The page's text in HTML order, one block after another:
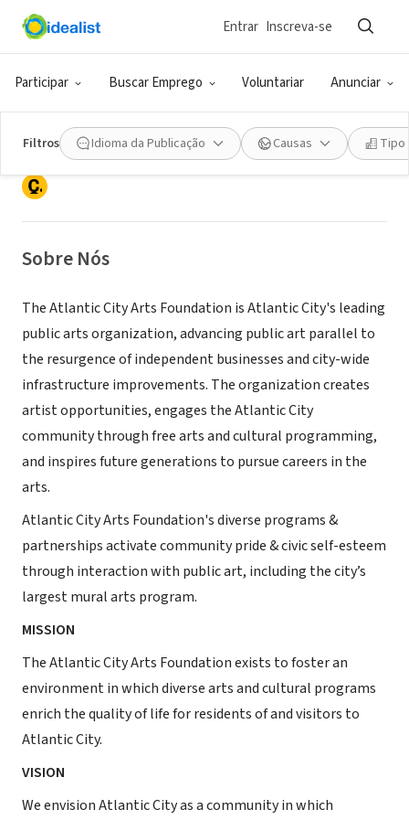
Participar Buscar Emprego Voluntariar Anunciar
Entrar Inscreva-se
Filtros Idioma da Publicação Causas Tipo
Atlantic City Arts Foundation
Atlantic City, NJ|atlanticcityartsfoundation.org/
Sobre Nós
The Atlantic City Arts Foundation is Atlantic City's leading
public arts organization, advancing public art parallel to
the resurgence of independent businesses and city-wide
infrastructure improvements. The organization creates
artist opportunities, engages the Atlantic City
community through free arts and cultural programming,
and inspires future generations to pursue careers in the
arts.
Atlantic City Arts Foundation's diverse programs &
partnerships activate community pride & civic self-esteem
through interaction with public art, including the city’s
largest mural arts program.
MISSION
The Atlantic City Arts Foundation exists to foster an
environment in which diverse arts and cultural programs
enrich the quality of life for residents of and visitors to
Atlantic City.
VISION
We envision Atlantic City as a community in which